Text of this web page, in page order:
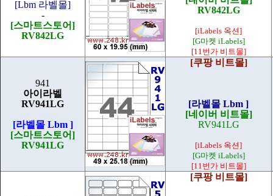
[Lbm 라벨몰]
-
[스마트스토어]
RV842LG
RV842LG
[iLabels 옥션]
[G마켓 iLabels]
[11번가 비트몰]
941
아이라벨
RV941LG
[라벨몰 Lbm ]
[스마트스토어]
RV941LG
[쿠팡 비트몰]
[라벨몰 Lbm ]
[네이버 비트몰]
RV941LG
[iLabels 옥션]
[G마켓 iLabels]
[11번가 비트몰]
[쿠팡 비트몰]